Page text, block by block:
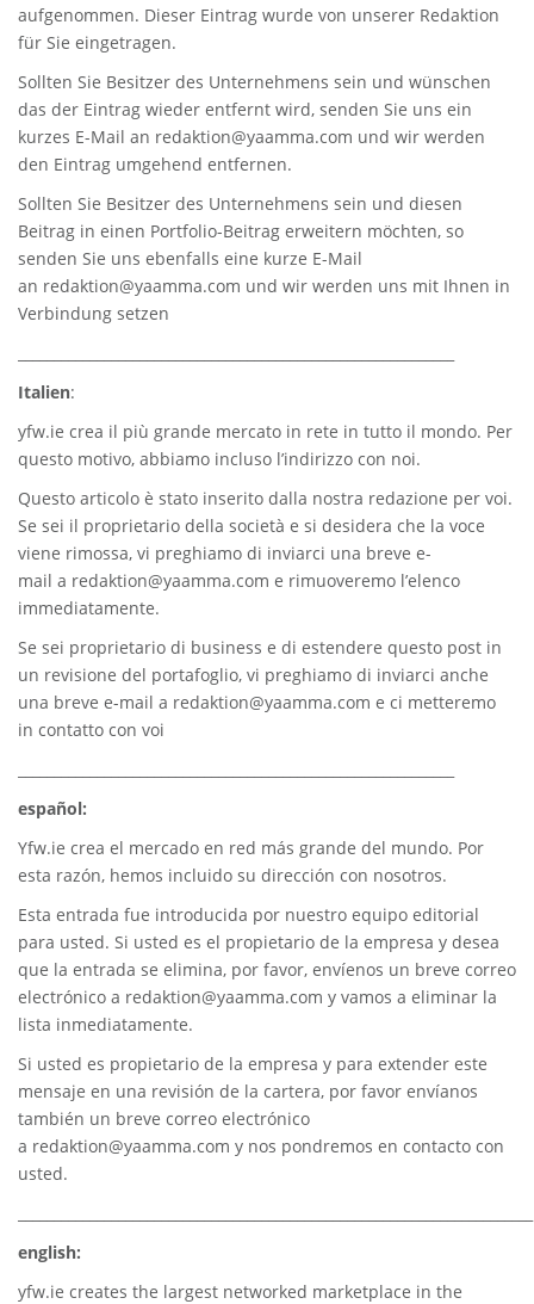
aufgenommen. Dieser Eintrag wurde von unserer Redaktion
für Sie eingetragen.
Sollten Sie Besitzer des Unternehmens sein und wünschen
das der Eintrag wieder entfernt wird, senden Sie uns ein
kurzes E-Mail an redaktion@yaamma.com und wir werden
den Eintrag umgehend entfernen.
Sollten Sie Besitzer des Unternehmens sein und diesen
Beitrag in einen Portfolio-Beitrag erweitern möchten, so
senden Sie uns ebenfalls eine kurze E-Mail
an redaktion@yaamma.com und wir werden uns mit Ihnen in
Verbindung setzen
Italien:
yfw.ie crea il più grande mercato in rete in tutto il mondo. Per
questo motivo, abbiamo incluso l’indirizzo con noi.
Questo articolo è stato inserito dalla nostra redazione per voi.
Se sei il proprietario della società e si desidera che la voce
viene rimossa, vi preghiamo di inviarci una breve e-
mail a redaktion@yaamma.com e rimuoveremo l’elenco
immediatamente.
Se sei proprietario di business e di estendere questo post in
un revisione del portafoglio, vi preghiamo di inviarci anche
una breve e-mail a redaktion@yaamma.com e ci metteremo
in contatto con voi
español:
Yfw.ie crea el mercado en red más grande del mundo. Por
esta razón, hemos incluido su dirección con nosotros.
Esta entrada fue introducida por nuestro equipo editorial
para usted. Si usted es el propietario de la empresa y desea
que la entrada se elimina, por favor, envíenos un breve correo
electrónico a redaktion@yaamma.com y vamos a eliminar la
lista inmediatamente.
Si usted es propietario de la empresa y para extender este
mensaje en una revisión de la cartera, por favor envíanos
también un breve correo electrónico
a redaktion@yaamma.com y nos pondremos en contacto con
usted.
english:
yfw.ie creates the largest networked marketplace in the